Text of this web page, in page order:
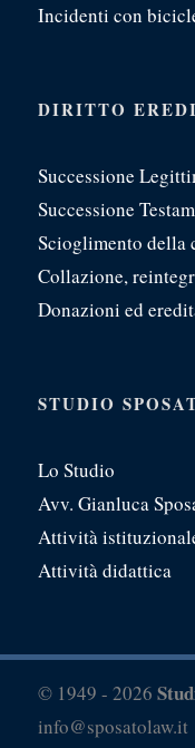
Incidenti con
DIRITTO
Successione
Successione
Scioglimento della
Collazione,
Donazioni ed
STUDIO
Lo Studio
Avv. Gianluca
Attività
Attività didattica
© 1949 - 2026
info@sposatolaw.it